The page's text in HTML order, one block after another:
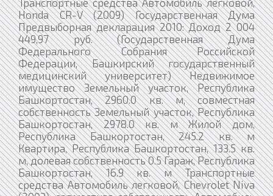
Транспортные средства Автомобиль легковой,
Honda CR-V (2009) Государственная Дума
Предвыборная декларация 2010: Доход 2 004
449,97 руб. (Государственная Дума
Федерального Собрания Российской
Федерации, Башкирский государственный
медицинский университет) Недвижимое
имущество Земельный участок, Республика
Башкортостан, 2960.0 кв. м, совместная
собственность Земельный участок, Республика
Башкортостан, 2978.0 кв. м Жилой дом,
Республика Башкортостан, 245.2 кв. м
Квартира, Республика Башкортостан, 133.5 кв.
м, долевая собственность 0.5 Гараж, Республика
Башкортостан, 16.9 кв. м Транспортные
средства Автомобиль легковой, Chevrolet Niva